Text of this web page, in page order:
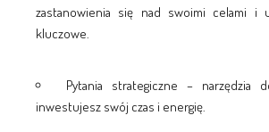
zastanowienia się nad swoimi celami i
kluczowe.
Pytania strategiczne – narzędzia
inwestujesz swój czas i energię.